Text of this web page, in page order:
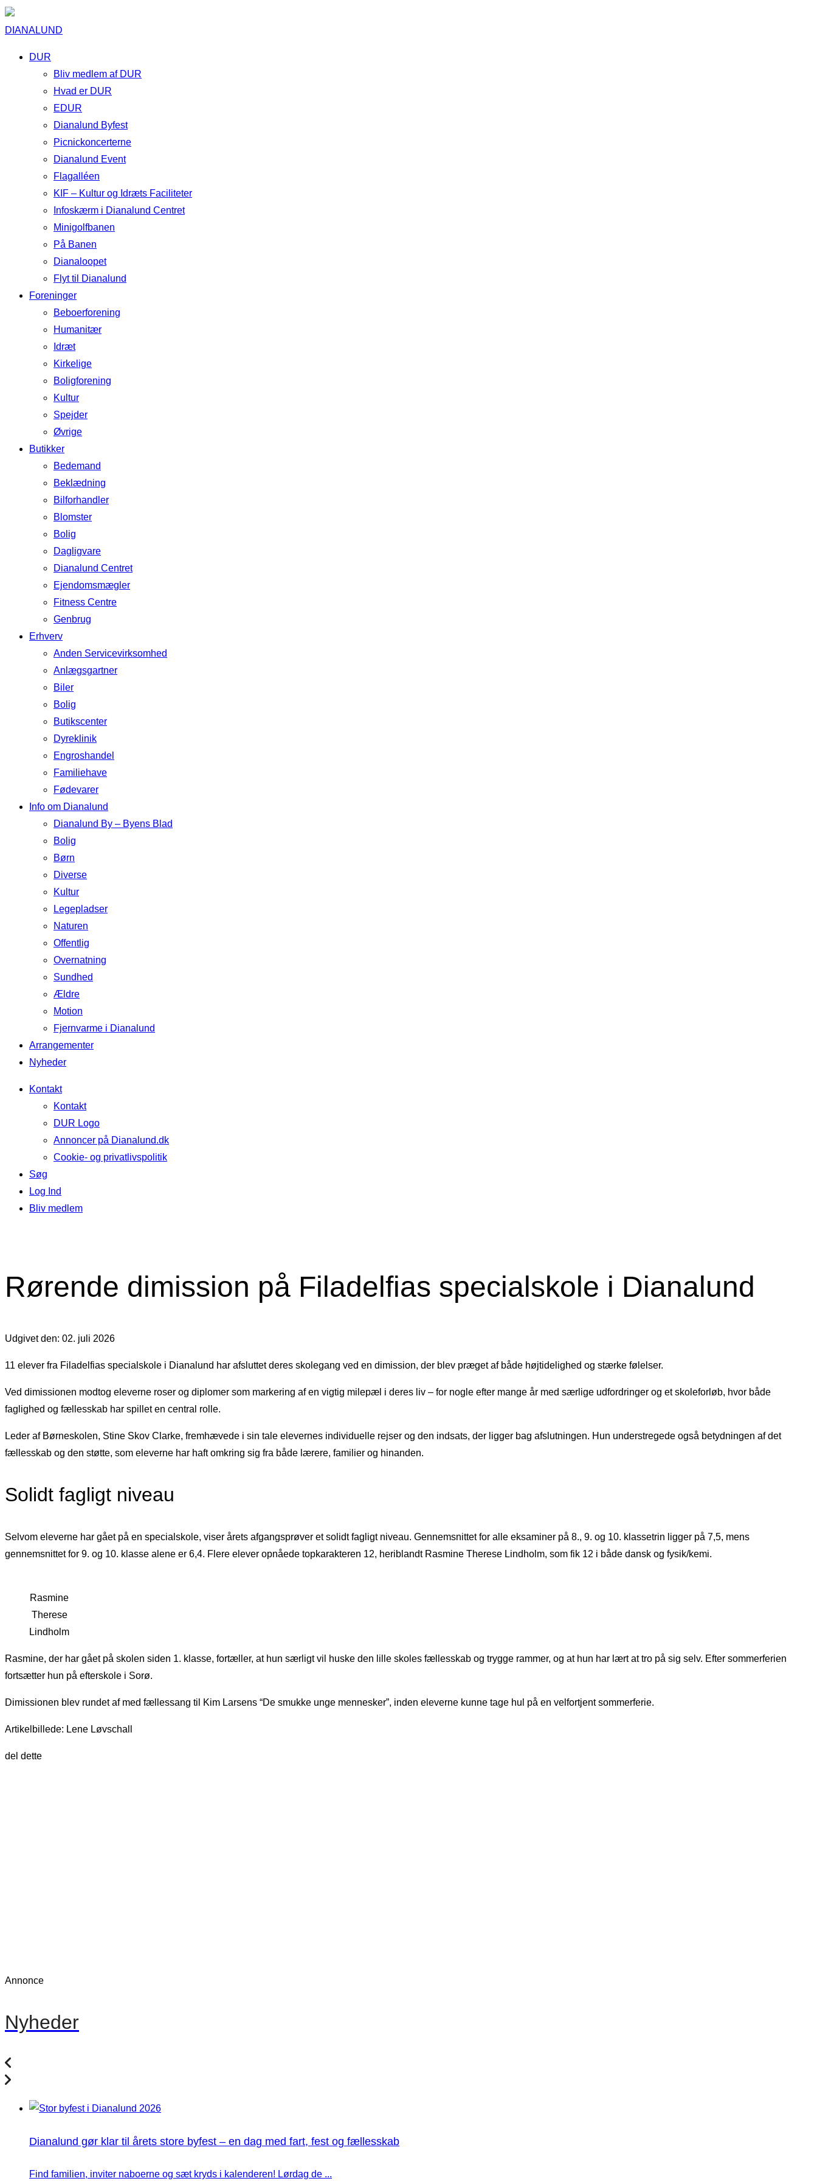
DIANALUND
DUR
Bliv medlem af DUR
Hvad er DUR
EDUR
Dianalund Byfest
Picnickoncerterne
Dianalund Event
Flagalléen
KIF – Kultur og Idræts Faciliteter
Infoskærm i Dianalund Centret
Minigolfbanen
På Banen
Dianaloopet
Flyt til Dianalund
Foreninger
Beboerforening
Humanitær
Idræt
Kirkelige
Boligforening
Kultur
Spejder
Øvrige
Butikker
Bedemand
Beklædning
Bilforhandler
Blomster
Bolig
Dagligvare
Dianalund Centret
Ejendomsmægler
Fitness Centre
Genbrug
Erhverv
Anden Servicevirksomhed
Anlægsgartner
Biler
Bolig
Butikscenter
Dyreklinik
Engroshandel
Familiehave
Fødevarer
Info om Dianalund
Dianalund By – Byens Blad
Bolig
Børn
Diverse
Kultur
Legepladser
Naturen
Offentlig
Overnatning
Sundhed
Ældre
Motion
Fjernvarme i Dianalund
Arrangementer
Nyheder
Kontakt
Kontakt
DUR Logo
Annoncer på Dianalund.dk
Cookie- og privatlivspolitik
Søg
Log Ind
Bliv medlem
Rørende dimission på Filadelfias specialskole i Dianalund
Udgivet den: 02. juli 2026
11 elever fra Filadelfias specialskole i Dianalund har afsluttet deres skolegang ved en dimission, der blev præget af både højtidelighed og stærke følelser.
Ved dimissionen modtog eleverne roser og diplomer som markering af en vigtig milepæl i deres liv – for nogle efter mange år med særlige udfordringer og et skoleforløb, hvor både
faglighed og fællesskab har spillet en central rolle.
Leder af Børneskolen, Stine Skov Clarke, fremhævede i sin tale elevernes individuelle rejser og den indsats, der ligger bag afslutningen. Hun understregede også betydningen af det
fællesskab og den støtte, som eleverne har haft omkring sig fra både lærere, familier og hinanden.
Solidt fagligt niveau
Selvom eleverne har gået på en specialskole, viser årets afgangsprøver et solidt fagligt niveau. Gennemsnittet for alle eksaminer på 8., 9. og 10. klassetrin ligger på 7,5, mens
gennemsnittet for 9. og 10. klasse alene er 6,4. Flere elever opnåede topkarakteren 12, heriblandt Rasmine Therese Lindholm, som fik 12 i både dansk og fysik/kemi.
Rasmine
Therese
Lindholm
Rasmine, der har gået på skolen siden 1. klasse, fortæller, at hun særligt vil huske den lille skoles fællesskab og trygge rammer, og at hun har lært at tro på sig selv. Efter sommerferien
fortsætter hun på efterskole i Sorø.
Dimissionen blev rundet af med fællessang til Kim Larsens “De smukke unge mennesker”, inden eleverne kunne tage hul på en velfortjent sommerferie.
Artikelbillede: Lene Løvschall
del dette
Annonce
Nyheder
Dianalund gør klar til årets store byfest – en dag med fart, fest og fællesskab
Find familien, inviter naboerne og sæt kryds i kalenderen! Lørdag de ...